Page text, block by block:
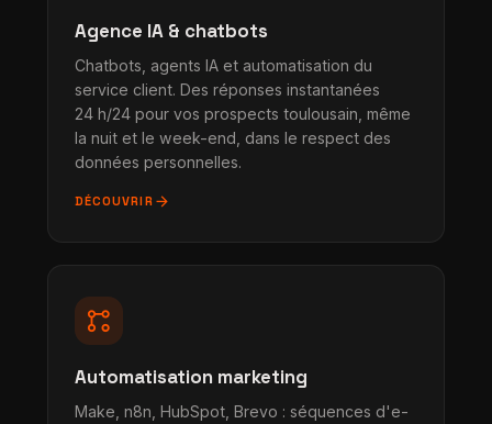
Agence IA & chatbots
Chatbots, agents IA et automatisation du
service client. Des réponses instantanées
24 h/24 pour vos prospects toulousain, même
la nuit et le week-end, dans le respect des
données personnelles.
DÉCOUVRIR arrow_forward
linked_services
Automatisation marketing
Make, n8n, HubSpot, Brevo : séquences d'e-